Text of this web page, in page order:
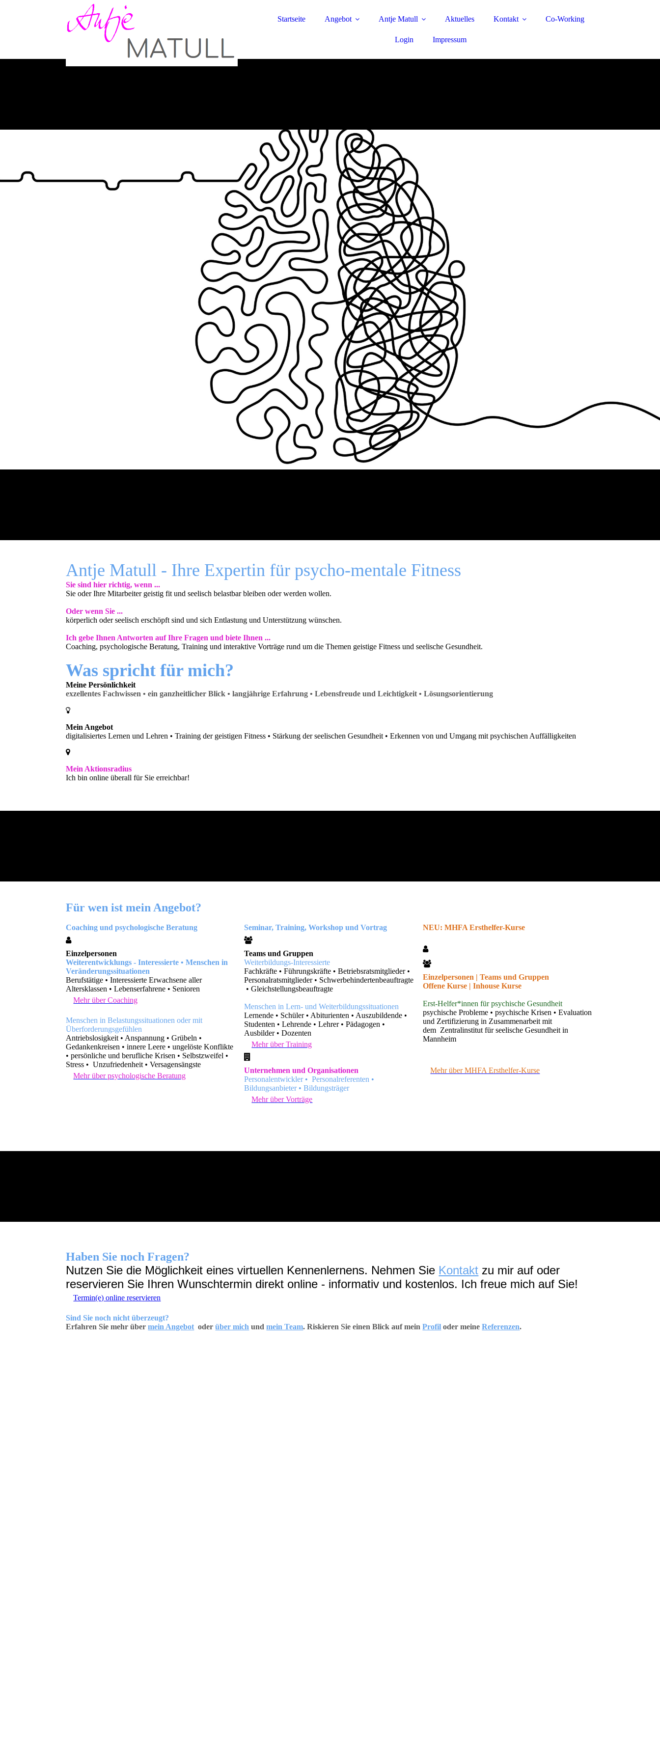
Startseite Angebot Antje Matull Aktuelles Kontakt Co-Working
Login Impressum
Antje Matull - Ihre Expertin für psycho-mentale Fitness
Sie sind hier richtig, wenn ...
Sie oder Ihre Mitarbeiter geistig fit und seelisch belastbar bleiben oder werden wollen.
Oder wenn Sie ...
körperlich oder seelisch erschöpft sind und sich Entlastung und Unterstützung wünschen.
Ich gebe Ihnen Antworten auf Ihre Fragen und biete Ihnen ...
Coaching, psychologische Beratung, Training und interaktive Vorträge rund um die Themen geistige Fitness und seelische Gesundheit.
Was spricht für mich?
Meine Persönlichkeit
exzellentes Fachwissen • ein ganzheitlicher Blick • langjährige Erfahrung • Lebensfreude und Leichtigkeit • Lösungsorientierung
Mein Angebot
digitalisiertes Lernen und Lehren • Training der geistigen Fitness • Stärkung der seelischen Gesundheit • Erkennen von und Umgang mit psychischen Auffälligkeiten
Mein Aktionsradius
Ich bin online überall für Sie erreichbar!
Für wen ist mein Angebot?
Coaching und psychologische Beratung
Einzelpersonen
Weiterentwicklungs - Interessierte•Menschen in
Veränderungssituationen
Berufstätige • Interessierte Erwachsene aller
Altersklassen • Lebenserfahrene • Senioren
Mehr über Coaching
Menschen in Belastungssituationen oder mit
Überforderungsgefühlen
Antriebslosigkeit • Anspannung • Grübeln •
Gedankenkreisen • innere Leere • ungelöste Konflikte
• persönliche und berufliche Krisen • Selbstzweifel •
Stress • Unzufriedenheit • Versagensängste
Mehr über psychologische Beratung
Seminar, Training, Workshop und Vortrag
Teams und Gruppen
Weiterbildungs-Interessierte
Fachkräfte • Führungskräfte • Betriebsratsmitglieder •
Personalratsmitglieder • Schwerbehindertenbeauftragte
•Gleichstellungsbeauftragte
Menschen in Lern- und Weiterbildungssituationen
Lernende • Schüler • Abiturienten • Auszubildende •
Studenten • Lehrende • Lehrer • Pädagogen •
Ausbilder • Dozenten
Mehr über Training
Unternehmen und Organisationen
Personalentwickler • Personalreferenten •
Bildungsanbieter •Bildungsträger
Mehr über Vorträge
NEU: MHFA Ersthelfer-Kurse
Einzelpersonen | Teams und Gruppen
Offene Kurse | Inhouse Kurse
Erst-Helfer*innen für psychische Gesundheit
psychische Probleme • psychische Krisen • Evaluation
und Zertifizierung in Zusammenarbeit mit
dem Zentralinstitut für seelische Gesundheit in
Mannheim
Mehr über MHFA Ersthelfer-Kurse
Haben Sie noch Fragen?
Nutzen Sie die Möglichkeit eines virtuellen Kennenlernens. Nehmen Sie Kontakt zu mir auf oder
reservieren Sie Ihren Wunschtermin direkt online - informativ und kostenlos. Ich freue mich auf Sie!
Termin(e) online reservieren
Sind Sie noch nichtüberzeugt?
Erfahren Sie mehr übermein Angebot oderüber mich undmein Team. Riskieren Sie einen Blick auf mein Profil oder meineReferenzen.